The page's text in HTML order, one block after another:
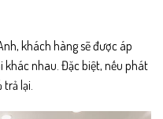
khách hàng sẽ được áp
khác nhau. Đặc biệt, nếu phát
lại.